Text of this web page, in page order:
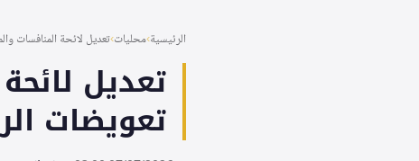
الرئيسية›محليات›تعديل لائحة المنافسات
تعديل
تعويضات